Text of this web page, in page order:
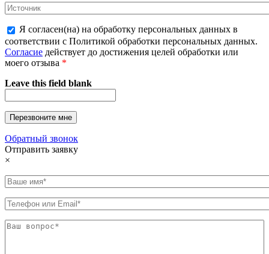
Я согласен(на) на обработку персональных данных в
соответствии с Политикой обработки персональных данных.
Согласие действует до достижения целей обработки или
моего отзыва *
Leave this field blank
Обратный звонок
Отправить заявку
×